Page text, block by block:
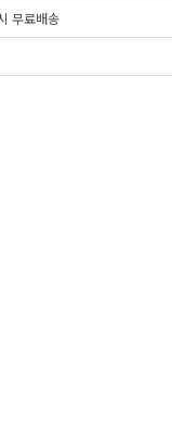
무료배송